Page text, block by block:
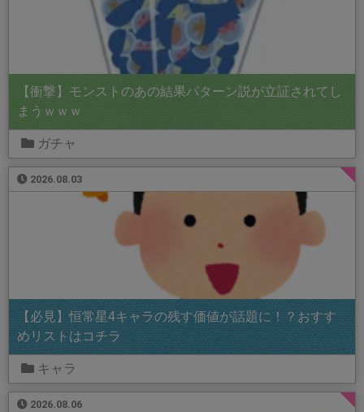
【衝撃】モンストのあの結果パターン説が立証されてし
まうｗｗｗ
ガチャ
2026.08.03
【必見】恒常星4キャラの残す価値が話題に！？おすす
めリストはコチラ
キャラ
2026.08.06